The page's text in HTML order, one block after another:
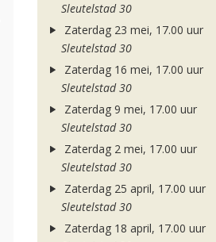
Sleutelstad 30
Zaterdag 23 mei, 17.00 uur
Sleutelstad 30
Zaterdag 16 mei, 17.00 uur
Sleutelstad 30
Zaterdag 9 mei, 17.00 uur
Sleutelstad 30
Zaterdag 2 mei, 17.00 uur
Sleutelstad 30
Zaterdag 25 april, 17.00 uur
Sleutelstad 30
Zaterdag 18 april, 17.00 uur